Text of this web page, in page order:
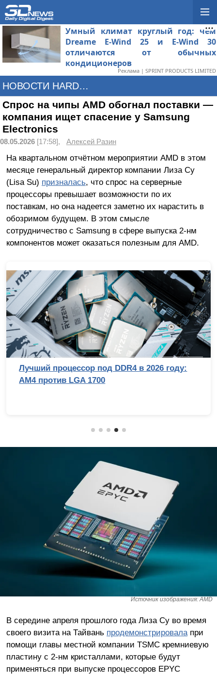
Умный климат круглый год: чем
Dreame E-Wind 25 и E-Wind 30
отличаются от обычных
кондиционеров
Реклама | SPRINT PRODUCTS LIMITED
НОВОСТИ HARDWARE
Спрос на чипы AMD обогнал поставки —
компания ищет спасение у Samsung
Electronics
08.05.2026 [17:58], Алексей Разин
На квартальном отчётном мероприятии AMD в этом
месяце генеральный директор компании Лиза Су
(Lisa Su) призналась, что спрос на серверные
процессоры превышает возможности по их
поставкам, но она надеется заметно их нарастить в
обозримом будущем. В этом смысле
сотрудничество с Samsung в сфере выпуска 2-нм
компонентов может оказаться полезным для AMD.
Лучший процессор под DDR4 в 2026 году:
AM4 против LGA 1700
Источник изображения: AMD
В середине апреля прошлого года Лиза Су во время
своего визита на Тайвань продемонстрировалапри
помощи главы местной компании TSMC кремниевую
пластину с 2-нм кристаллами, которые будут
применяться при выпуске процессоров EPYC